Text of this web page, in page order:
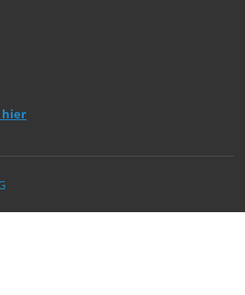
hier